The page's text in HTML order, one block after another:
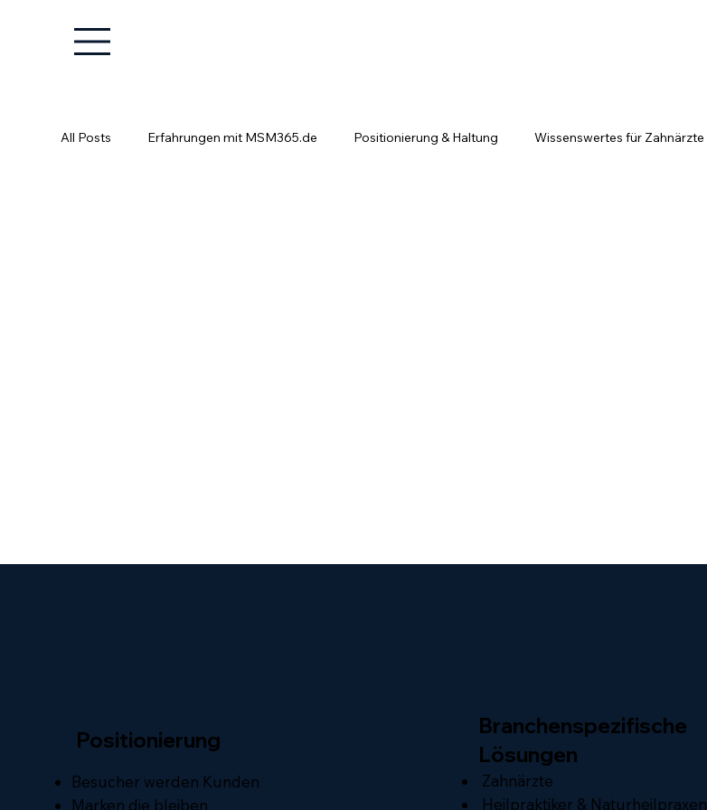
All Posts Erfahrungen mit MSM365.de Positionierung & Haltung Wissenswertes für Zahnärzte
Positionierung
Branchenspezifische
Lösungen
Besucher werden Kunden
Marken die bleiben
Zahnärzte
Heilpraktiker & Naturheilpraxen